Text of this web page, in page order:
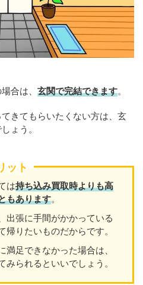
合は、 玄関で完結できます。
きてもらいたくない方は、玄
ょう。
ット
は持ち込み買取時よりも高
もあります。
出張に手間がかかっている
りたいものだからです。
足できなかった場合は、
られるといいでしょう。